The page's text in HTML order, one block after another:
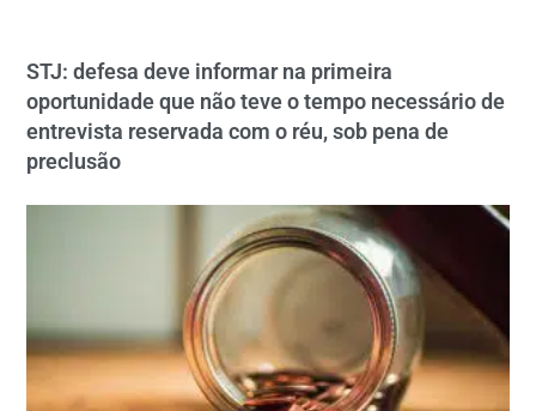
STJ: defesa deve informar na primeira
oportunidade que não teve o tempo necessário de
entrevista reservada com o réu, sob pena de
preclusão